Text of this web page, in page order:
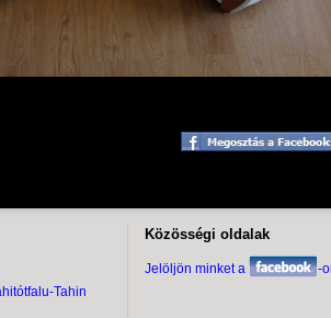
Tahin
Közösségi oldalak
Jelöljön minket a -